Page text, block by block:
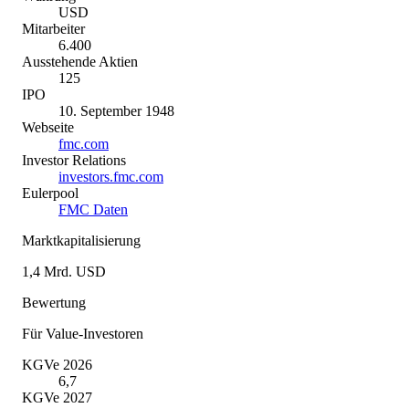
USD
Mitarbeiter
6.400
Ausstehende Aktien
125
IPO
10. September 1948
Webseite
fmc.com
Investor Relations
investors.fmc.com
Eulerpool
FMC Daten
Marktkapitalisierung
1,4 Mrd. USD
Bewertung
Für Value-Investoren
KGVe 2026
6,7
KGVe 2027